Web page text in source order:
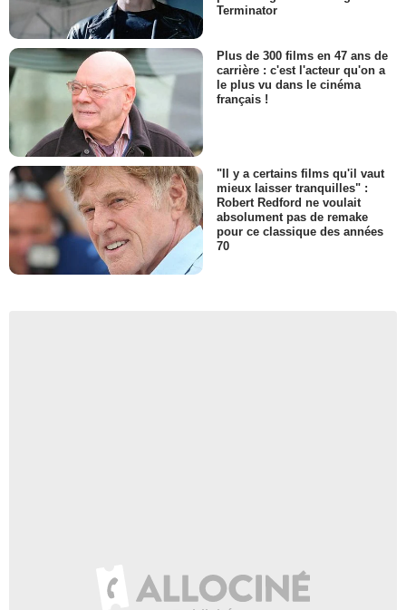
Terminator
Plus de 300 films en 47 ans de
carrière : c'est l'acteur qu'on a
le plus vu dans le cinéma
français !
"Il y a certains films qu'il vaut
mieux laisser tranquilles" :
Robert Redford ne voulait
absolument pas de remake
pour ce classique des années
70